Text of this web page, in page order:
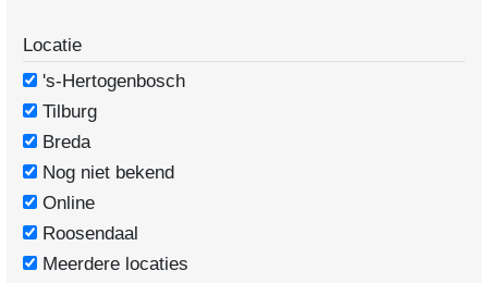
Locatie
's-Hertogenbosch
Tilburg
Breda
Nog niet bekend
Online
Roosendaal
Meerdere locaties